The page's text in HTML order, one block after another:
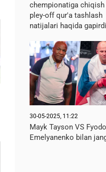
chempionatiga chiqish
pley-off qur'a tashlash
natijalari haqida gapirdi
30-05-2025, 11:22
Mayk Tayson VS
Emelyanenko bilan